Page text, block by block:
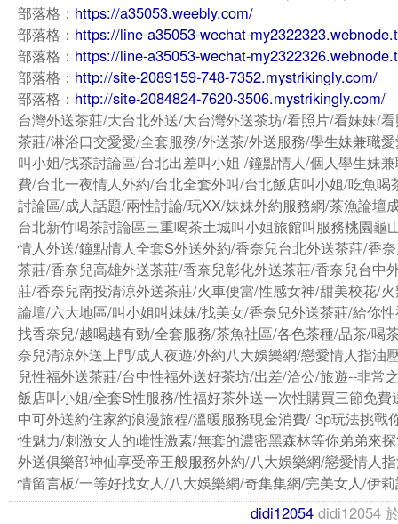
部落格： https://a35053.weebly.com/
部落格： https://line-a35053-wechat-
部落格： https://line-a35053-wechat-
部落格： http://site-2089159-748-7352.mystrikingly.com/
部落格： http://site-2084824-7620-3506.mystrikingly.com/
台灣外送茶莊/大台北外送/大台灣外送茶坊/看照片/看妹妹/
茶莊/淋浴口交愛愛/全套服務/外送茶/外送服務/學生妹兼職
叫小姐/找茶討論區/台北出差叫小姐 /鐘點情人/個人學生妹
費/台北一夜情人外約/台北全套外叫/台北飯店叫小姐/吃魚喝
討論區/成人話題/兩性討論/玩XX/妹妹外約服務網/茶漁論壇
台北新竹喝茶討論區三重喝茶土城叫小姐旅館叫服務桃園龜
情人外送/鐘點情人全套S外送外約/香奈兒台北外送茶莊/香
茶莊/香奈兒高雄外送茶莊/香奈兒彰化外送茶莊/香奈兒台中
莊/香奈兒南投清涼外送茶莊/火車便當/性感女神/甜美校花/
論壇/六大地區/叫小姐叫妹妹/找美女/香奈兒外送茶莊/給你
找香奈兒/越喝越有勁/全套服務/茶魚社區/各色茶種/品茶/喝
奈兒清涼外送上門/成人夜遊/外約八大娛樂網/戀愛情人指油
兒性福外送茶莊/台中性福外送好茶坊/出差/洽公/旅遊--非常
飯店叫小姐/全套S性服務/性福好茶外送一次性購買三節免費
中可外送約住家約浪漫旅程/溫暖服務現金消費/ 3p玩法挑戰
性魅力/刺激女人的雌性激素/無套的濃密黑森林等你弟弟來
外送俱樂部神仙享受帝王般服務外約/八大娛樂網/戀愛情人
情留言板/一等好找女人/八大娛樂網/奇集集網/完美女人/伊
didi12054 didi12054